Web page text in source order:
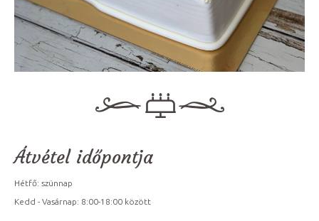
Átvétel időpontja
Hétfő: szünnap
Kedd - Vasárnap: 8:00-18:00 között